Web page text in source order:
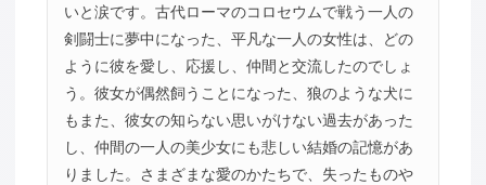
いと涙です。古代ローマのコロセウムで戦う一人の
剣闘士に夢中になった、平凡な一人の女性は、どの
ように彼を愛し、応援し、仲間と交流したのでしょ
う。彼女が偶然飼うことになった、狼のような犬に
もまた、彼女の知らない思いがけない過去があった
し、仲間の一人の美少女にも悲しい結婚の記憶があ
りました。さまざまな愛のかたちで、失ったものや